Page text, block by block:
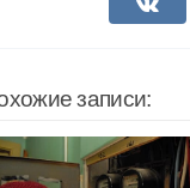
записи: